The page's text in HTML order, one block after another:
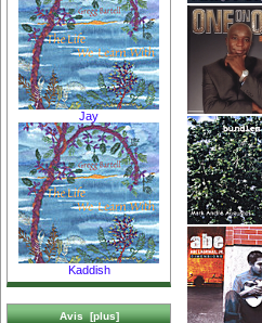
Jay
Kaddish
Avis [plus]